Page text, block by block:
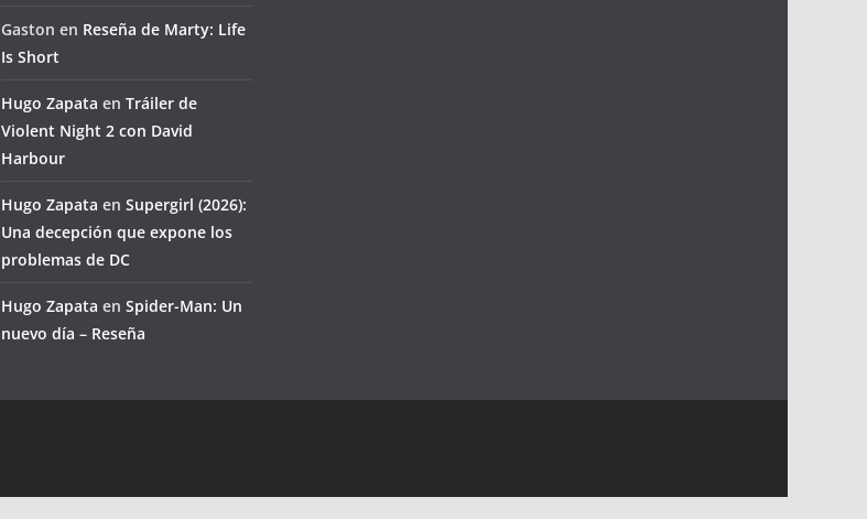
Gaston en Reseña de Marty: Life
Is Short
Hugo Zapata en Tráiler de
Violent Night 2 con David
Harbour
Hugo Zapata en Supergirl (2026):
Una decepción que expone los
problemas de DC
Hugo Zapata en Spider-Man: Un
nuevo día – Reseña